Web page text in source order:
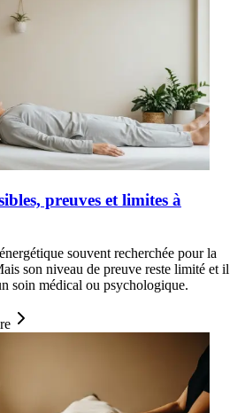
preuves et limites à
souvent recherchée pour la
son niveau de preuve reste limité et il
soin médical ou psychologique.